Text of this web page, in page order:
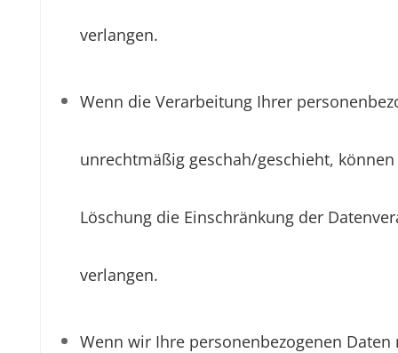
verlangen.
Wenn die Verarbeitung Ihrer
unrechtmäßig geschah/geschieht,
Löschung die Einschränkung der
verlangen.
Wenn wir Ihre personenbezogenen